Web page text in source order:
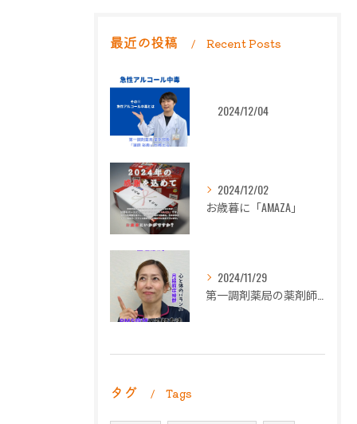
最近の投稿 Recent Posts
2024/12/04
2024/12/02
お歳暮に「AMAZA」
2024/11/29
タグ Tags